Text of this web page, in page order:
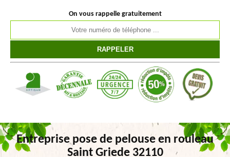
On vous rappelle gratuitement
Entreprise pose de pelouse en rouleau
Saint Griede 32110